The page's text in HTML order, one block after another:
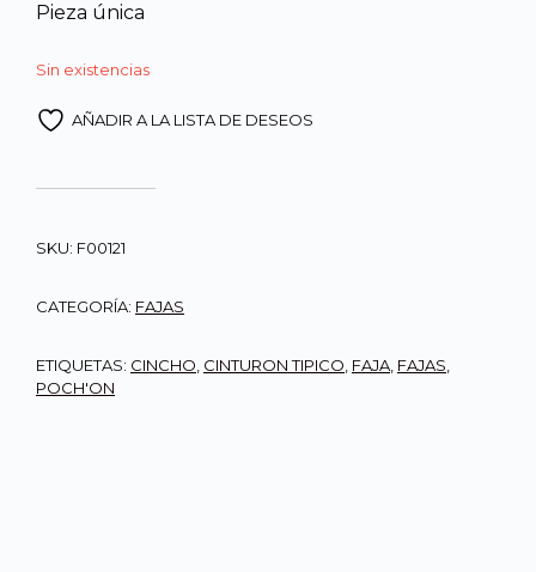
Pieza única
Sin existencias
AÑADIR A LA LISTA DE DESEOS
SKU: F00121
CATEGORÍA: FAJAS
ETIQUETAS: CINCHO CINTURON TIPICO FAJA FAJAS
POCH'ON